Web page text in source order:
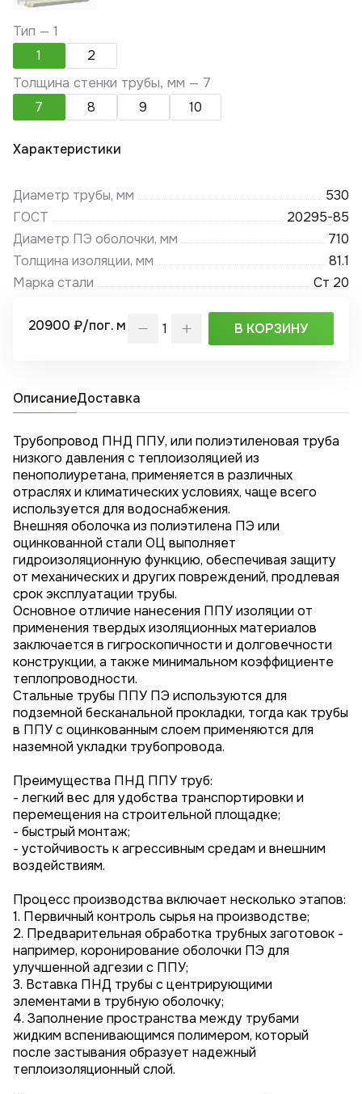
Тип —1
1
2
Толщина стенки трубы, мм — 7
7
8 9 10
Характеристики
Диаметр трубы, мм
530
ГОСТ
20295-85
Диаметр ПЭ оболочки, мм
710
Толщина изоляции, мм
81.1
Марка стали
Ст 20
20900 ₽/пог. м В КОРЗИНУ
ОписаниеДоставка
Трубопровод ПНД ППУ, или полиэтиленовая труба
низкого давления с теплоизоляцией из
пенополиуретана, применяется в различных
отраслях и климатических условиях, чаще всего
используется для водоснабжения.
Внешняя оболочка из полиэтилена ПЭ или
оцинкованной стали ОЦ выполняет
гидроизоляционную функцию, обеспечивая защиту
от механических и других повреждений, продлевая
срок эксплуатации трубы.
Основное отличие нанесения ППУ изоляции от
применения твердых изоляционных материалов
заключается в гигроскопичности и долговечности
конструкции, а также минимальном коэффициенте
теплопроводности.
Стальные трубы ППУ ПЭ используются для
подземной бесканальной прокладки, тогда как трубы
в ППУ с оцинкованным слоем применяются для
наземной укладки трубопровода.
Преимущества ПНД ППУ труб:
- легкий вес для удобства транспортировки и
перемещения на строительной площадке;
- быстрый монтаж;
- устойчивость к агрессивным средам и внешним
воздействиям.
Процесс производства включает несколько этапов:
1. Первичный контроль сырья на производстве;
2. Предварительная обработка трубных заготовок -
например, коронирование оболочки ПЭ для
улучшенной адгезии с ППУ;
3. Вставка ПНД трубы с центрирующими
элементами в трубную оболочку;
4. Заполнение пространства между трубами
жидким вспенивающимся полимером, который
после застывания образует надежный
теплоизоляционный слой.